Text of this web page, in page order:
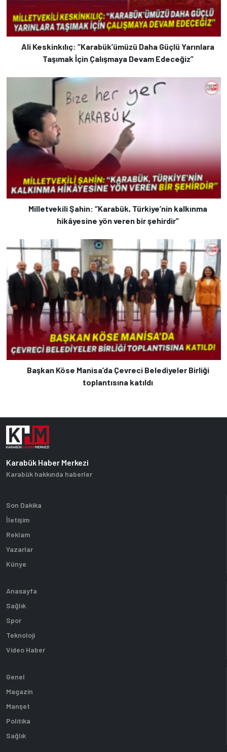
Ali Keskinkılıç: “Karabük’ümüzü Daha Güçlü Yarınlara
Taşımak İçin Çalışmaya Devam Edeceğiz”
Milletvekili Şahin: “Karabük, Türkiye’nin kalkınma
hikâyesine yön veren bir şehirdir”
Başkan Köse Manisa’da Çevreci Belediyeler Birliği
toplantısına katıldı
Karabük Haber Merkezi
Karabük hakkında haberler
Son Dakika
İletişim
Reklam
Yazarlar
Künye
Anasayfa
Sağlık
Spor
Teknoloji
Video Haber
Genel
Magazin
Manşet
Politika
Sağlık